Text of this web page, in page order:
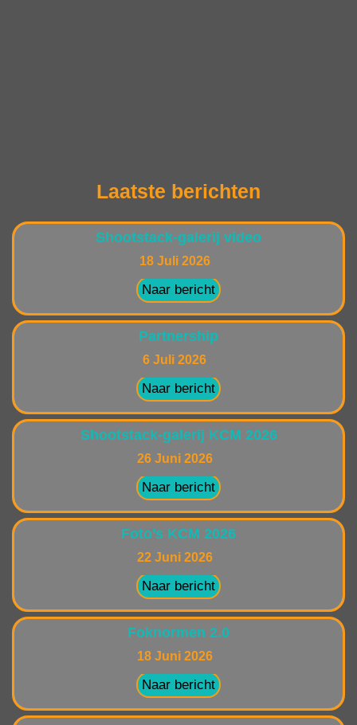
Laatste berichten
Shootstack-galerij video
18 Juli 2026
Naar bericht
Partnership
6 Juli 2026
Naar bericht
Shootstack-galerij KCM 2026
26 Juni 2026
Naar bericht
Foto’s KCM 2026
22 Juni 2026
Naar bericht
Foknormen 2.0
18 Juni 2026
Naar bericht